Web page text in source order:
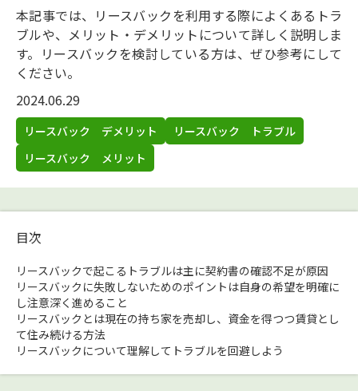
本記事では、リースバックを利用する際によくあるトラ
ブルや、メリット・デメリットについて詳しく説明しま
す。リースバックを検討している方は、ぜひ参考にして
ください。
2024.06.29
リースバック デメリット
リースバック トラブル
リースバック メリット
目次
リースバックで起こるトラブルは主に契約書の確認不足が原因
リースバックに失敗しないためのポイントは自身の希望を明確に
し注意深く進めること
リースバックとは現在の持ち家を売却し、資金を得つつ賃貸とし
て住み続ける方法
リースバックについて理解してトラブルを回避しよう